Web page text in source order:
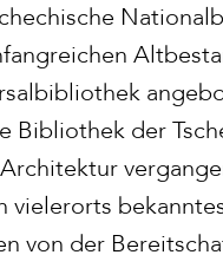
der
vielerorts
von der